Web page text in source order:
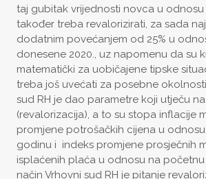
taj gubitak vrijednosti novca u odnosu
također treba revalorizirati, za sada
dodatnim povećanjem od 25% u
donesene 2020., uz napomenu da su
matematički za uobičajene tipske
treba još uvećati za posebne
sud RH je dao parametre koji utječu
(revalorizacija), a to su stopa inflacije
promjene potrošačkih cijena u
godinu i indeks promjene prosječnih
isplaćenih plaća u odnosu na
način Vrhovni sud RH je pitanje